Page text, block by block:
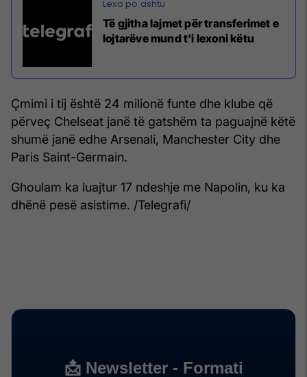
Të gjitha lajmet për transferimet e
lojtarëve mund t'i lexoni këtu
Çmimi i tij është 24 milionë funte dhe klube që
përveç Chelseat janë të gatshëm ta paguajnë këtë
shumë janë edhe Arsenali, Manchester City dhe
Paris Saint-Germain.
Ghoulam ka luajtur 17 ndeshje me Napolin, ku ka
dhënë pesë asistime. /Telegrafi/